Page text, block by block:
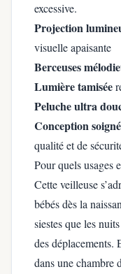
excessive.
Projection
visuelle apaisante
Berceuses
Lumière tamisée
Peluche ultra
Conception
qualité et de
Pour quels usages
Cette veilleuse
bébés dès la
siestes que les
des déplacements.
dans une chambre